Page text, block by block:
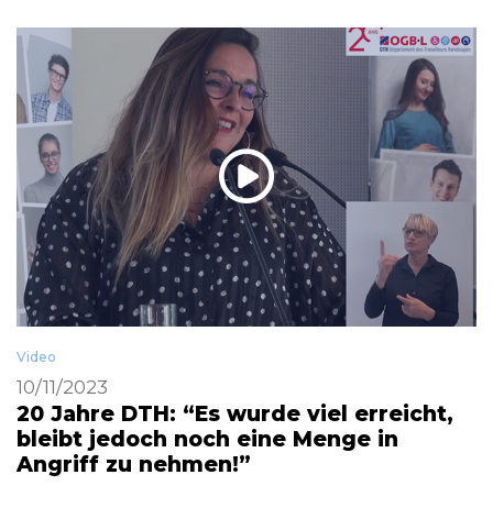
Video
10/11/2023
20 Jahre DTH: “Es wurde viel erreicht,
bleibt jedoch noch eine Menge in
Angriff zu nehmen!”